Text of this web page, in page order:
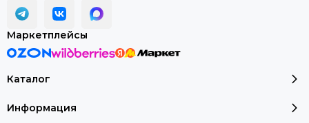
Каталог
Информация
Маркетплейсы